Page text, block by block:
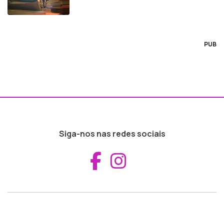
PUB
Siga-nos nas redes sociais
Aceder ao